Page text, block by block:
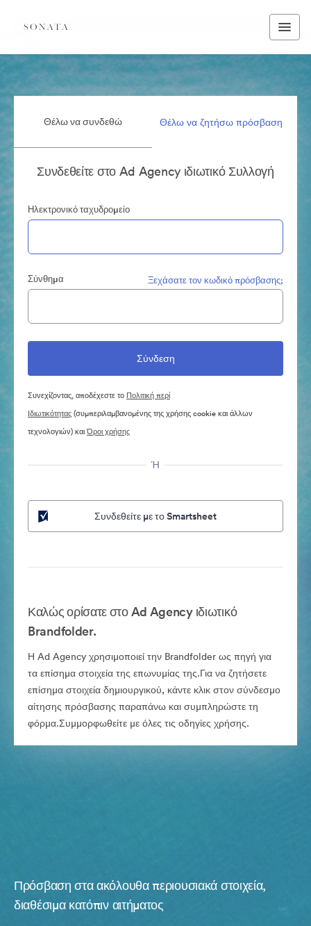
Θέλω να συνδεθώ Θέλω να ζητήσω πρόσβαση
Συνδεθείτε στο Ad Agency ιδιωτικό Συλλογή
Ηλεκτρονικό ταχυδρομείο
Σύνθημα Ξεχάσατε τον κωδικό πρόσβασης;
Συνεχίζοντας, αποδέχεστε το Πολιτική περί
Ιδιωτικότητας(συμπεριλαμβανομένης της χρήσης cookie και άλλων
τεχνολογιών) καιΌροι χρήσης
Ή
Συνδεθείτε με το Smartsheet
Καλώς ορίσατε στο Ad Agency ιδιωτικό
Brandfolder.
Η Ad Agency χρησιμοποιεί την Brandfolder ως πηγή για
τα επίσημα στοιχεία της επωνυμίας της.Για να ζητήσετε
επίσημα στοιχεία δημιουργικού, κάντε κλικ στον σύνδεσμο
αίτησης πρόσβασης παραπάνω και συμπληρώστε τη
φόρμα.Συμμορφωθείτε με όλες τις οδηγίες χρήσης.
Πρόσβαση στα ακόλουθα περιουσιακά στοιχεία,
διαθέσιμα κατόπιν αιτήματος